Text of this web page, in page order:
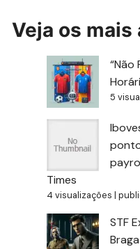
Veja os mais
“Não
5
Times
4 visualizações |
STF